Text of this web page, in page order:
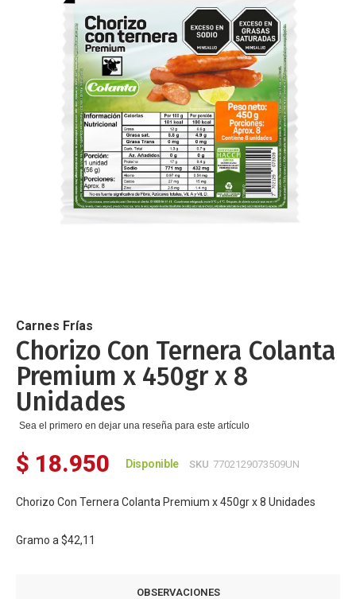
de
la
galería
de
imágenes
Carnes Frías
Chorizo Con Ternera Colanta
Premium x 450gr x 8
Unidades
Sea el primero en dejar una reseña para este artículo
$ 18.950 Disponible SKU 7702129073509UN
Chorizo Con Ternera Colanta Premium x 450gr x 8 Unidades
Gramo a $42,11
OBSERVACIONES